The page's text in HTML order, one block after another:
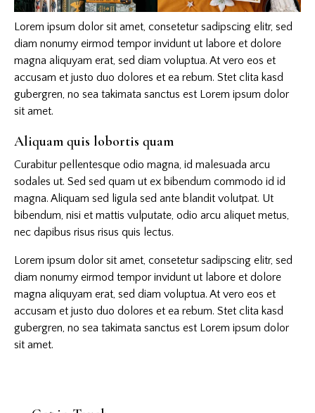
Lorem ipsum dolor sit amet, consetetur sadipscing elitr, sed
diam nonumy eirmod tempor invidunt ut labore et dolore
magna aliquyam erat, sed diam voluptua. At vero eos et
accusam et justo duo dolores et ea rebum. Stet clita kasd
gubergren, no sea takimata sanctus est Lorem ipsum dolor
sit amet.
Aliquam quis lobortis quam
Curabitur pellentesque odio magna, id malesuada arcu
sodales ut. Sed sed quam ut ex bibendum commodo id id
magna. Aliquam sed ligula sed ante blandit volutpat. Ut
bibendum, nisi et mattis vulputate, odio arcu aliquet metus,
nec dapibus risus risus quis lectus.
Lorem ipsum dolor sit amet, consetetur sadipscing elitr, sed
diam nonumy eirmod tempor invidunt ut labore et dolore
magna aliquyam erat, sed diam voluptua. At vero eos et
accusam et justo duo dolores et ea rebum. Stet clita kasd
gubergren, no sea takimata sanctus est Lorem ipsum dolor
sit amet.